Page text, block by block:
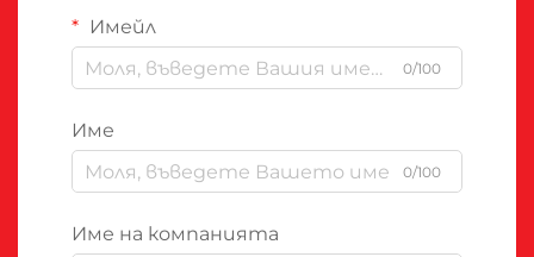
Имейл
0/100
Име
0/100
Име на компанията